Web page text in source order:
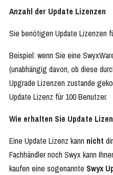
Anzahl der Update Lizenzen
Sie benötigen Update Lizenzen
Beispiel: wenn Sie eine
(unabhängig davon, ob diese
Upgrade Lizenzen zustande
Update Lizenz für 100 Benutzer.
Wie erhalten Sie Update
Eine Update Lizenz kann nicht
Fachhändler noch Swyx kann
kaufen eine sogenannte Swyx